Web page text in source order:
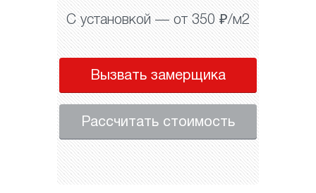
С установкой — от 350 ₽/м2
Вызвать замерщика
Рассчитать стоимость